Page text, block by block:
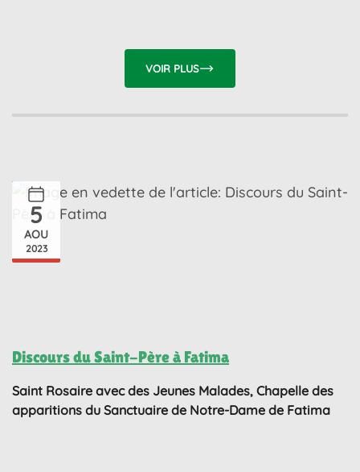
VOIR PLUS
5
AOU
2023
Discours du Saint-Père à Fatima
Saint Rosaire avec des Jeunes Malades, Chapelle des
apparitions du Sanctuaire de Notre-Dame de Fatima